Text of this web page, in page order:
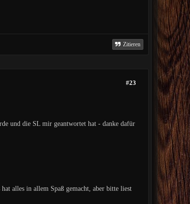
Zitieren
#23
und die SL mir geantwortet hat - danke dafür
alles in allem Spaß gemacht, aber bitte liest